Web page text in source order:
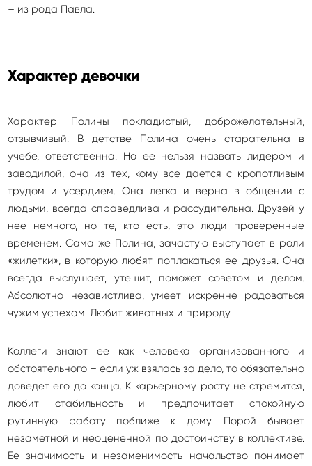
– из рода Павла.
Характер девочки
Характер Полины покладистый, доброжелательный,
отзывчивый. В детстве Полина очень старательна в
учебе, ответственна. Но ее нельзя назвать лидером и
заводилой, она из тех, кому все дается с кропотливым
трудом и усердием. Она легка и верна в общении с
людьми, всегда справедлива и рассудительна. Друзей у
нее немного, но те, кто есть, это люди проверенные
временем. Сама же Полина, зачастую выступает в роли
«жилетки», в которую любят поплакаться ее друзья. Она
всегда выслушает, утешит, поможет советом и делом.
Абсолютно независтлива, умеет искренне радоваться
чужим успехам. Любит животных и природу.
Коллеги знают ее как человека организованного и
обстоятельного – если уж взялась за дело, то обязательно
доведет его до конца. К карьерному росту не стремится,
любит стабильность и предпочитает спокойную
рутинную работу поближе к дому. Порой бывает
незаметной и неоцененной по достоинству в коллективе.
Ее значимость и незаменимость начальство понимает